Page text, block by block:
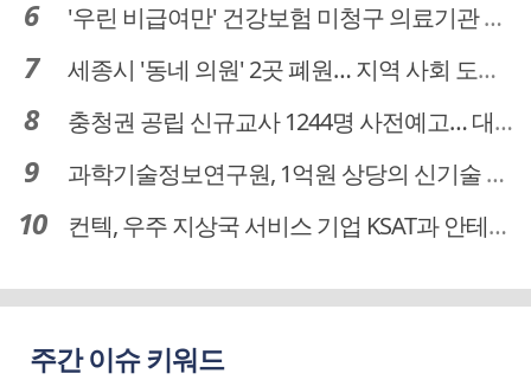
'우린 비급여만' 건강보험 미청구 의료기관 대전 65곳 충남 31곳
세종시 '동네 의원' 2곳 폐원… 지역 사회 도마 위
충청권 공립 신규교사 1244명 사전예고… 대전 초등 34명서 4명으로
과학기술정보연구원, 1억원 상당의 신기술 기업 이전 완료
컨텍, 우주 지상국 서비스 기업 KSAT과 안테나 6기 계약 체결
주간 이슈 키워드